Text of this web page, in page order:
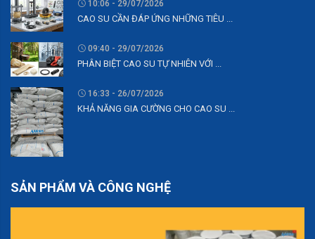
10:06 - 29/07/2026
CAO SU CẦN ĐÁP ỨNG NHỮNG TIÊU ...
09:40 - 29/07/2026
PHÂN BIỆT CAO SU TỰ NHIÊN VỚI ...
16:33 - 26/07/2026
KHẢ NĂNG GIA CƯỜNG CHO CAO SU ...
SẢN PHẨM VÀ CÔNG NGHỆ